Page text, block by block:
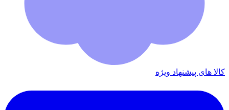
کالا های پیشنهاد ویژه